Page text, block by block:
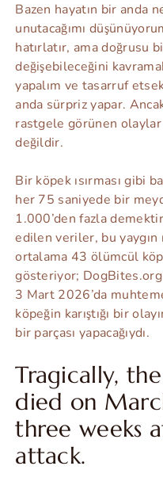
Bazen hayatın bir anda
unutacağımı
hatırlatır, ama doğrusu
değişebileceğini
yapalım ve tasarruf
anda sürpriz yapar.
rastgele görünen olaylar
değildir.
Bir köpek ısırması gibi
her 75 saniyede bir
1.000’den fazla
edilen veriler, bu yaygın
ortalama 43 ölümcül
gösteriyor;
3 Mart 2026’da
köpeğin karıştığı bir
bir parçası yapacağıydı.
Tragically,
died on
three weeks
attack.